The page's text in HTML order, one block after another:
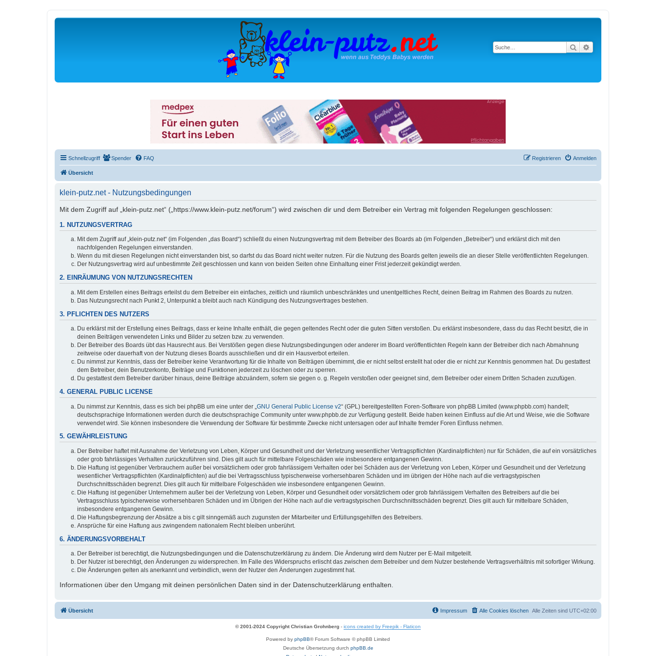
Suche
Schnellzugriff Spender FAQ Anmelden
Registrieren
Übersicht
klein-putz.net - Nutzungsbedingungen
Mit dem Zugriff auf „klein-putz.net“ („https://www.klein-putz.net/forum“) wird zwischen dir und dem Betreiber ein Vertrag mit folgenden Regelungen geschlossen:
1. NUTZUNGSVERTRAG
Mit dem Zugriff auf „klein-putz.net“ (im Folgenden „das Board“) schließt du einen Nutzungsvertrag mit dem Betreiber des Boards ab (im Folgenden „Betreiber“) und erklärst dich mit den
nachfolgenden Regelungen einverstanden.
Wenn du mit diesen Regelungen nicht einverstanden bist, so darfst du das Board nicht weiter nutzen. Für die Nutzung des Boards gelten jeweils die an dieser Stelle veröffentlichten Regelungen.
Der Nutzungsvertrag wird auf unbestimmte Zeit geschlossen und kann von beiden Seiten ohne Einhaltung einer Frist jederzeit gekündigt werden.
2. EINRÄUMUNG VON NUTZUNGSRECHTEN
Mit dem Erstellen eines Beitrags erteilst du dem Betreiber ein einfaches, zeitlich und räumlich unbeschränktes und unentgeltliches Recht, deinen Beitrag im Rahmen des Boards zu nutzen.
Das Nutzungsrecht nach Punkt 2, Unterpunkt a bleibt auch nach Kündigung des Nutzungsvertrages bestehen.
3. PFLICHTEN DES NUTZERS
Du erklärst mit der Erstellung eines Beitrags, dass er keine Inhalte enthält, die gegen geltendes Recht oder die guten Sitten verstoßen. Du erklärst insbesondere, dass du das Recht besitzt, die in
deinen Beiträgen verwendeten Links und Bilder zu setzen bzw. zu verwenden.
Der Betreiber des Boards übt das Hausrecht aus. Bei Verstößen gegen diese Nutzungsbedingungen oder anderer im Board veröffentlichten Regeln kann der Betreiber dich nach Abmahnung
zeitweise oder dauerhaft von der Nutzung dieses Boards ausschließen und dir ein Hausverbot erteilen.
Du nimmst zur Kenntnis, dass der Betreiber keine Verantwortung für die Inhalte von Beiträgen übernimmt, die er nicht selbst erstellt hat oder die er nicht zur Kenntnis genommen hat. Du gestattest
dem Betreiber, dein Benutzerkonto, Beiträge und Funktionen jederzeit zu löschen oder zu sperren.
Du gestattest dem Betreiber darüber hinaus, deine Beiträge abzuändern, sofern sie gegen o. g. Regeln verstoßen oder geeignet sind, dem Betreiber oder einem Dritten Schaden zuzufügen.
4. GENERAL PUBLIC LICENSE
Du nimmst zur Kenntnis, dass es sich bei phpBB um eine unter der „ GNU General Public License v2“ (GPL) bereitgestellten Foren-Software von phpBB Limited (www.phpbb.com) handelt;
deutschsprachige Informationen werden durch die deutschsprachige Community unter www.phpbb.de zur Verfügung gestellt. Beide haben keinen Einfluss auf die Art und Weise, wie die Software
verwendet wird. Sie können insbesondere die Verwendung der Software für bestimmte Zwecke nicht untersagen oder auf Inhalte fremder Foren Einfluss nehmen.
5. GEWÄHRLEISTUNG
Der Betreiber haftet mit Ausnahme der Verletzung von Leben, Körper und Gesundheit und der Verletzung wesentlicher Vertragspflichten (Kardinalpflichten) nur für Schäden, die auf ein vorsätzliches
oder grob fahrlässiges Verhalten zurückzuführen sind. Dies gilt auch für mittelbare Folgeschäden wie insbesondere entgangenen Gewinn.
Die Haftung ist gegenüber Verbrauchern außer bei vorsätzlichem oder grob fahrlässigem Verhalten oder bei Schäden aus der Verletzung von Leben, Körper und Gesundheit und der Verletzung
wesentlicher Vertragspflichten (Kardinalpflichten) auf die bei Vertragsschluss typischerweise vorhersehbaren Schäden und im übrigen der Höhe nach auf die vertragstypischen
Durchschnittsschäden begrenzt. Dies gilt auch für mittelbare Folgeschäden wie insbesondere entgangenen Gewinn.
Die Haftung ist gegenüber Unternehmern außer bei der Verletzung von Leben, Körper und Gesundheit oder vorsätzlichem oder grob fahrlässigem Verhalten des Betreibers auf die bei
Vertragsschluss typischerweise vorhersehbaren Schäden und im Übrigen der Höhe nach auf die vertragstypischen Durchschnittsschäden begrenzt. Dies gilt auch für mittelbare Schäden,
insbesondere entgangenen Gewinn.
Die Haftungsbegrenzung der Absätze a bis c gilt sinngemäß auch zugunsten der Mitarbeiter und Erfüllungsgehilfen des Betreibers.
Ansprüche für eine Haftung aus zwingendem nationalem Recht bleiben unberührt.
6. ÄNDERUNGSVORBEHALT
Der Betreiber ist berechtigt, die Nutzungsbedingungen und die Datenschutzerklärung zu ändern. Die Änderung wird dem Nutzer per E-Mail mitgeteilt.
Der Nutzer ist berechtigt, den Änderungen zu widersprechen. Im Falle des Widerspruchs erlischt das zwischen dem Betreiber und dem Nutzer bestehende Vertragsverhältnis mit sofortiger Wirkung.
Die Änderungen gelten als anerkannt und verbindlich, wenn der Nutzer den Änderungen zugestimmt hat.
Informationen über den Umgang mit deinen persönlichen Daten sind in der Datenschutzerklärung enthalten.
Übersicht Alle Zeiten sind UTC+02:00
Alle Cookies löschen
Impressum
© 2001-2024 Copyright Christian Grohnberg - icons created by Freepik - Flaticon
Powered by phpBB® Forum Software © phpBB Limited
Deutsche Übersetzung durch phpBB.de